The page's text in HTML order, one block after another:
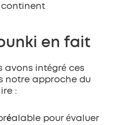
continent
en fait
avons intégré ces
notre approche du
:
pour évaluer